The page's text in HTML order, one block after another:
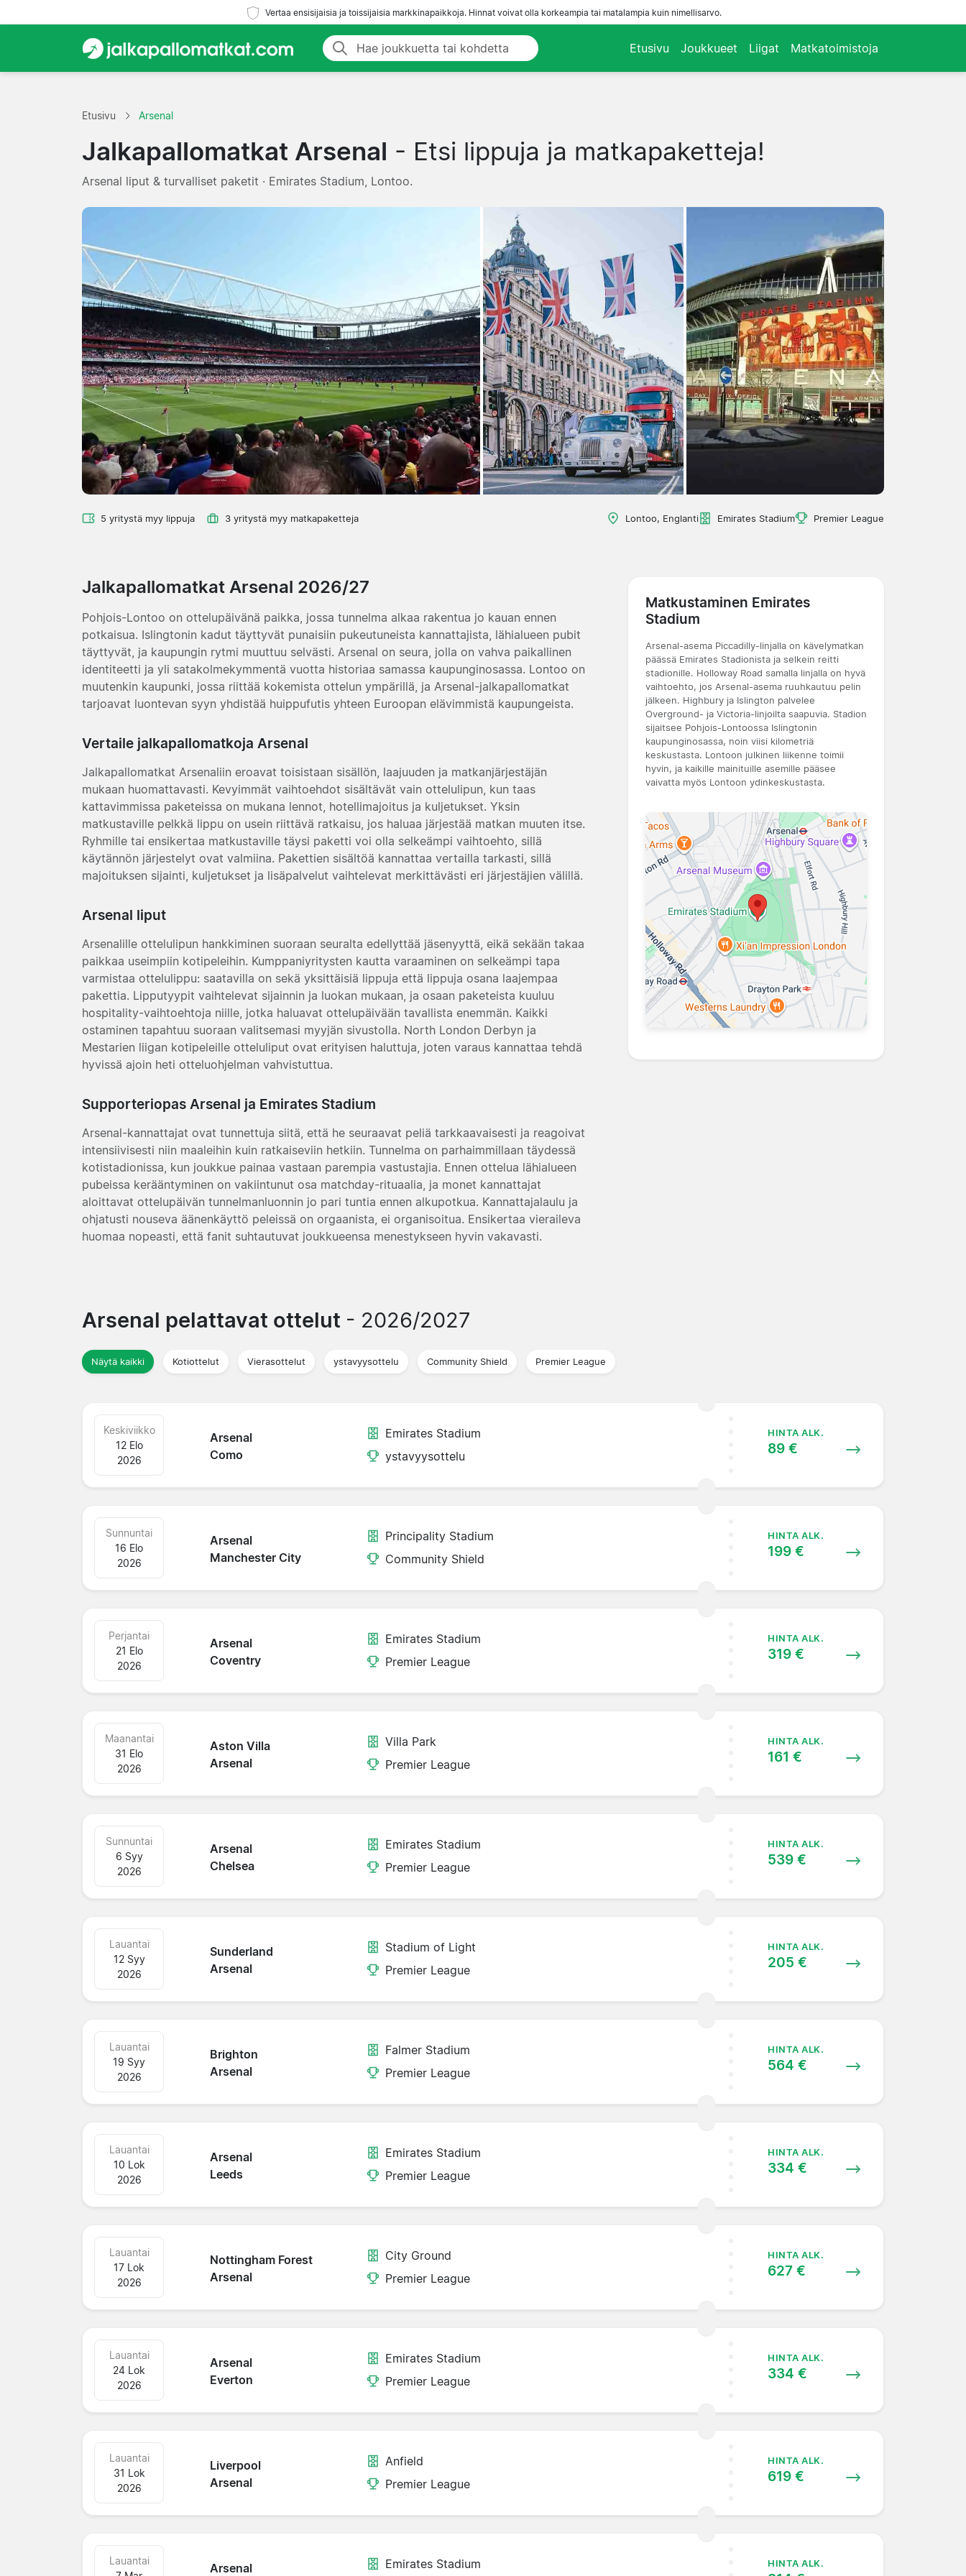
Vertaa ensisijaisia ja toissijaisia markkinapaikkoja. Hinnat voivat olla korkeampia tai matalampia kuin nimellisarvo.
Etusivu Joukkueet Liigat Matkatoimistoja
Etusivu Arsenal
Jalkapallomatkat Arsenal - Etsi lippuja ja matkapaketteja!
Arsenal liput & turvalliset paketit · Emirates Stadium, Lontoo.
5 yritystä myy lippuja 3 yritystä myy matkapaketteja Lontoo, Englanti Emirates Stadium Premier League
Jalkapallomatkat Arsenal 2026/27
Pohjois-Lontoo on ottelupäivänä paikka, jossa tunnelma alkaa rakentua jo kauan ennen
potkaisua. Islingtonin kadut täyttyvät punaisiin pukeutuneista kannattajista, lähialueen pubit
täyttyvät, ja kaupungin rytmi muuttuu selvästi. Arsenal on seura, jolla on vahva paikallinen
identiteetti ja yli satakolmekymmentä vuotta historiaa samassa kaupunginosassa. Lontoo on
muutenkin kaupunki, jossa riittää kokemista ottelun ympärillä, ja Arsenal-jalkapallomatkat
tarjoavat luontevan syyn yhdistää huippufutis yhteen Euroopan elävimmistä kaupungeista.
Vertaile jalkapallomatkoja Arsenal
Jalkapallomatkat Arsenaliin eroavat toisistaan sisällön, laajuuden ja matkanjärjestäjän
mukaan huomattavasti. Kevyimmät vaihtoehdot sisältävät vain ottelulipun, kun taas
kattavimmissa paketeissa on mukana lennot, hotellimajoitus ja kuljetukset. Yksin
matkustaville pelkkä lippu on usein riittävä ratkaisu, jos haluaa järjestää matkan muuten itse.
Ryhmille tai ensikertaa matkustaville täysi paketti voi olla selkeämpi vaihtoehto, sillä
käytännön järjestelyt ovat valmiina. Pakettien sisältöä kannattaa vertailla tarkasti, sillä
majoituksen sijainti, kuljetukset ja lisäpalvelut vaihtelevat merkittävästi eri järjestäjien välillä.
Arsenal liput
Arsenalille ottelulipun hankkiminen suoraan seuralta edellyttää jäsenyyttä, eikä sekään takaa
paikkaa useimpiin kotipeleihin. Kumppaniyritysten kautta varaaminen on selkeämpi tapa
varmistaa ottelulippu: saatavilla on sekä yksittäisiä lippuja että lippuja osana laajempaa
pakettia. Lipputyypit vaihtelevat sijainnin ja luokan mukaan, ja osaan paketeista kuuluu
hospitality-vaihtoehtoja niille, jotka haluavat ottelupäivään tavallista enemmän. Kaikki
ostaminen tapahtuu suoraan valitsemasi myyjän sivustolla. North London Derbyn ja
Mestarien liigan kotipeleille otteluliput ovat erityisen haluttuja, joten varaus kannattaa tehdä
hyvissä ajoin heti otteluohjelman vahvistuttua.
Supporteriopas Arsenal ja Emirates Stadium
Arsenal-kannattajat ovat tunnettuja siitä, että he seuraavat peliä tarkkaavaisesti ja reagoivat
intensiivisesti niin maaleihin kuin ratkaiseviin hetkiin. Tunnelma on parhaimmillaan täydessä
kotistadionissa, kun joukkue painaa vastaan parempia vastustajia. Ennen ottelua lähialueen
pubeissa kerääntyminen on vakiintunut osa matchday-rituaalia, ja monet kannattajat
aloittavat ottelupäivän tunnelmanluonnin jo pari tuntia ennen alkupotkua. Kannattajalaulu ja
ohjatusti nouseva äänenkäyttö peleissä on orgaanista, ei organisoitua. Ensikertaa vieraileva
huomaa nopeasti, että fanit suhtautuvat joukkueensa menestykseen hyvin vakavasti.
Matkustaminen Emirates
Stadium
Arsenal-asema Piccadilly-linjalla on kävelymatkan
päässä Emirates Stadionista ja selkein reitti
stadionille. Holloway Road samalla linjalla on hyvä
vaihtoehto, jos Arsenal-asema ruuhkautuu pelin
jälkeen. Highbury ja Islington palvelee
Overground- ja Victoria-linjoilta saapuvia. Stadion
sijaitsee Pohjois-Lontoossa Islingtonin
kaupunginosassa, noin viisi kilometriä
keskustasta. Lontoon julkinen liikenne toimii
hyvin, ja kaikille mainituille asemille pääsee
vaivatta myös Lontoon ydinkeskustasta.
Arsenal pelattavat ottelut - 2026/2027
Näytä kaikki Kotiottelut Vierasottelut ystavyysottelu Community Shield Premier League
Arsenal
Como
Keskiviikko
12 Elo
2026
Emirates Stadium
ystavyysottelu
HINTA ALK.
89 €
Arsenal
Manchester City
Sunnuntai
16 Elo
2026
Principality Stadium
Community Shield
HINTA ALK.
199 €
Arsenal
Coventry
Perjantai
21 Elo
2026
Emirates Stadium
Premier League
HINTA ALK.
319 €
Aston Villa
Arsenal
Maanantai
31 Elo
2026
Villa Park
Premier League
HINTA ALK.
161 €
Arsenal
Chelsea
Sunnuntai
6 Syy
2026
Emirates Stadium
Premier League
HINTA ALK.
539 €
Sunderland
Arsenal
Lauantai
12 Syy
2026
Stadium of Light
Premier League
HINTA ALK.
205 €
Brighton
Arsenal
Lauantai
19 Syy
2026
Falmer Stadium
Premier League
HINTA ALK.
564 €
Arsenal
Leeds
Lauantai
10 Lok
2026
Emirates Stadium
Premier League
HINTA ALK.
334 €
Nottingham Forest
Arsenal
Lauantai
17 Lok
2026
City Ground
Premier League
HINTA ALK.
627 €
Arsenal
Everton
Lauantai
24 Lok
2026
Emirates Stadium
Premier League
HINTA ALK.
334 €
Liverpool
Arsenal
Lauantai
31 Lok
2026
Anfield
Premier League
HINTA ALK.
619 €
Arsenal
Lauantai
Emirates Stadium HINTA ALK.